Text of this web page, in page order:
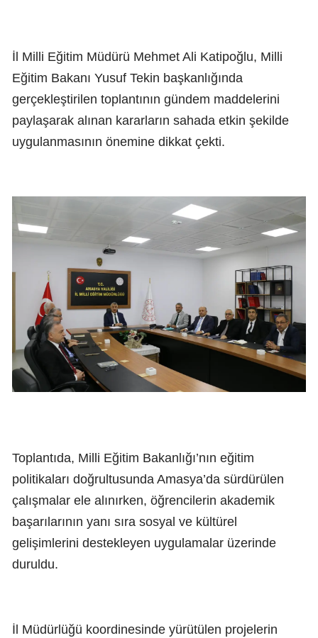
İl Milli Eğitim Müdürü Mehmet Ali Katipoğlu, Milli
Eğitim Bakanı Yusuf Tekin başkanlığında
gerçekleştirilen toplantının gündem maddelerini
paylaşarak alınan kararların sahada etkin şekilde
uygulanmasının önemine dikkat çekti.
Toplantıda, Milli Eğitim Bakanlığı’nın eğitim
politikaları doğrultusunda Amasya’da sürdürülen
çalışmalar ele alınırken, öğrencilerin akademik
başarılarının yanı sıra sosyal ve kültürel
gelişimlerini destekleyen uygulamalar üzerinde
duruldu.
İl Müdürlüğü koordinesinde yürütülen projelerin